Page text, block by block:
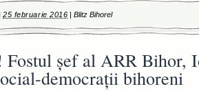
25 februarie 2016 |Blitz Bihorel
şef al ARR Bihor,
democraţii bihoreni